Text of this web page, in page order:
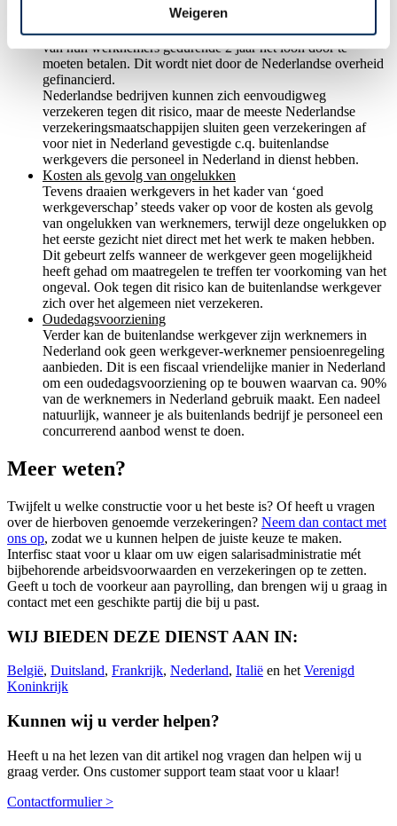
Weigeren
2 jaar lang loon doorbetalen aan zieke werknemers
Werkgevers met personeel in Nederland riskeren bij ziekte
van hun werknemers gedurende 2 jaar het loon door te
moeten betalen. Dit wordt niet door de Nederlandse overheid
gefinancierd.
Nederlandse bedrijven kunnen zich eenvoudigweg
verzekeren tegen dit risico, maar de meeste Nederlandse
verzekeringsmaatschappijen sluiten geen verzekeringen af
voor niet in Nederland gevestigde c.q. buitenlandse
werkgevers die personeel in Nederland in dienst hebben.
Kosten als gevolg van ongelukken
Tevens draaien werkgevers in het kader van ‘goed
werkgeverschap’ steeds vaker op voor de kosten als gevolg
van ongelukken van werknemers, terwijl deze ongelukken op
het eerste gezicht niet direct met het werk te maken hebben.
Dit gebeurt zelfs wanneer de werkgever geen mogelijkheid
heeft gehad om maatregelen te treffen ter voorkoming van het
ongeval. Ook tegen dit risico kan de buitenlandse werkgever
zich over het algemeen niet verzekeren.
Oudedagsvoorziening
Verder kan de buitenlandse werkgever zijn werknemers in
Nederland ook geen werkgever-werknemer pensioenregeling
aanbieden. Dit is een fiscaal vriendelijke manier in Nederland
om een oudedagsvoorziening op te bouwen waarvan ca. 90%
van de werknemers in Nederland gebruik maakt. Een nadeel
natuurlijk, wanneer je als buitenlands bedrijf je personeel een
concurrerend aanbod wenst te doen.
Meer weten?
Twijfelt u welke constructie voor u het beste is? Of heeft u vragen
over de hierboven genoemde verzekeringen? Neem dan contact met
ons op, zodat we u kunnen helpen de juiste keuze te maken.
Interfisc staat voor u klaar om uw eigen salarisadministratie mét
bijbehorende arbeidsvoorwaarden en verzekeringen op te zetten.
Geeft u toch de voorkeur aan payrolling, dan brengen wij u graag in
contact met een geschikte partij die bij u past.
WIJ BIEDEN DEZE DIENST AAN IN: ​
België, Duitsland, Frankrijk, Nederland, Italië en het Verenigd
Koninkrijk
Kunnen wij u verder helpen?
Heeft u na het lezen van dit artikel nog vragen dan helpen wij u
graag verder. Ons customer support team staat voor u klaar!
Contactformulier >